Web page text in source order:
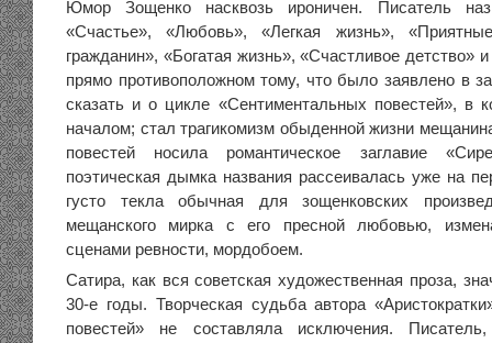
Юмор Зощенко насквозь ироничен. Писатель
«Счастье», «Любовь», «Легкая жизнь»,
гражданин», «Богатая жизнь», «Счастливое детство»
прямо противоположном тому, что было заявлено в
сказать и о цикле «Сентиментальных повестей», в
началом; стал трагикомизм обыденной жизни
повестей носила романтическое заглавие
поэтическая дымка названия рассеивалась уже на
густо текла обычная для зощенковских
мещанского мирка с его пресной любовью,
сценами ревности, мордобоем.
Сатира, как вся советская художественная проза,
30-е годы. Творческая судьба автора
повестей» не составляла исключения.